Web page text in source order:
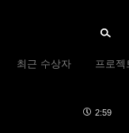
최근 수상자 프로젝
2:59